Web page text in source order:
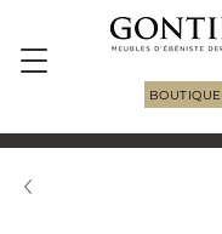
BOUTIQUE